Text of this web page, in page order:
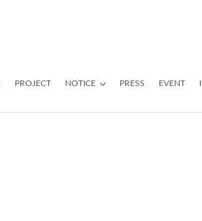
PROJECT NOTICE PRESS EVENT